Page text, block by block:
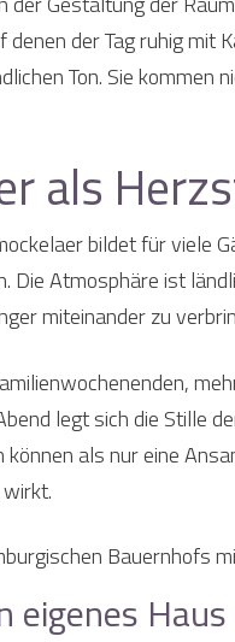
der Tag ruhig
Ton. Sie kommen
als
bildet für viele
Die Atmosphäre ist
miteinander zu
legt sich die Stille
als nur eine
eigenes